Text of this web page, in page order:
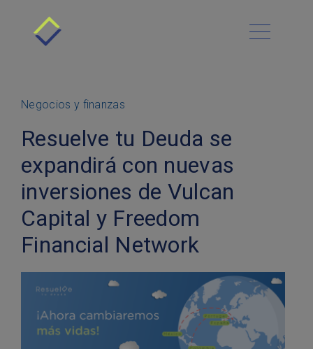
Menú Principal
Cómo funciona
Historias de Éxito
Preguntas Frecuentes
Deudas Automotrices
Conócenos
Deudas
Negocios y finanzas
Finanzas personales
Préstamos personales
Platica con nosotros
Sucursales
Asesoría Gratis
Negocios y finanzas
Resuelve tu Deuda se
expandirá con nuevas
inversiones de Vulcan
Capital y Freedom
Financial Network